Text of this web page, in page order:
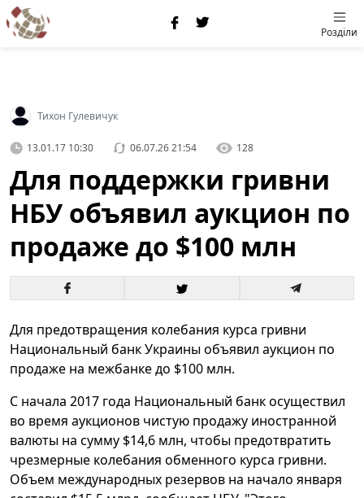
Розділи
Тихон Гулевичук
13.01.17 10:30 06.07.26 21:54 128
Для поддержки гривни
НБУ объявил аукцион по
продаже до $100 млн
Для предотвращения колебания курса гривни
Национальный банк Украины объявил аукцион по
продаже на межбанке до $100 млн.
С начала 2017 года Национальный банк осуществил
во время аукционов чистую продажу иностранной
валюты на сумму $14,6 млн, чтобы предотвратить
чрезмерные колебания обменного курса гривни.
Объем международных резервов на начало января